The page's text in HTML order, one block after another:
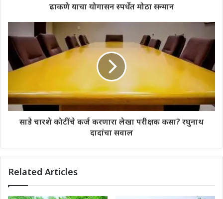
ढाकणे याचा योगासन स्पर्धेत मोठा सन्मान
साडे चारशे कोटींचे कर्ज करणारा लेखा परीक्षक कसा? रघुनाथ
दादांचा सवाल
Related Articles